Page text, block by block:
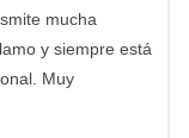
mucha
y siempre está
Muy